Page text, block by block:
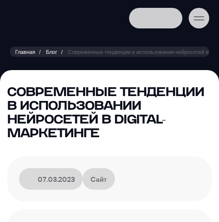
Главная Блог Современные тенденции в использовании нейросетей в
СОВРЕМЕННЫЕ ТЕНДЕНЦИИ
В ИСПОЛЬЗОВАНИИ
НЕЙРОСЕТЕЙ В DIGITAL-
МАРКЕТИНГЕ
07.03.2023 Сайт